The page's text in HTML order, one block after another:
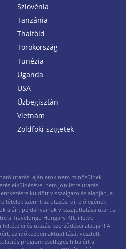
Szlovénia
Tanzánia
Thaiföld
Törökország
Tunézia
Uganda
USA
Üzbegisztán
Vietnám
Zöldfoki-szigetek
utazási ajánlatok nem minősülnek
elküldésével nem jön létre utazási
küldött visszaigazolás alapján, a
szerint az utazási díj előlegének
aláírt példányainak visszajuttatása után, a
a Travelorigo Hungary Kft. illetve
és utazási szerződései alapján! A
az időközben aktualitását vesztett
program esetleges hibáiért a